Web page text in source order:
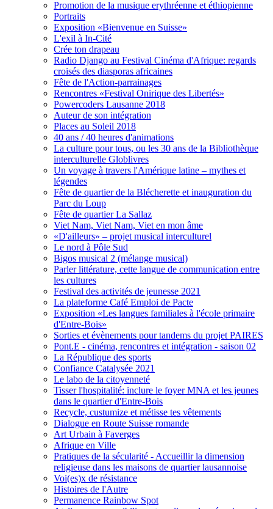
Promotion de la musique erythréenne et éthiopienne
Portraits
Exposition «Bienvenue en Suisse»
L'exil à In-Cité
Crée ton drapeau
Radio Django au Festival Cinéma d'Afrique: regards
croisés des diasporas africaines
Fête de l'Action-parrainages
Rencontres «Festival Onirique des Libertés»
Powercoders Lausanne 2018
Auteur de son intégration
Places au Soleil 2018
40 ans / 40 heures d'animations
La culture pour tous, ou les 30 ans de la Bibliothèque
interculturelle Globlivres
Un voyage à travers l'Amérique latine – mythes et
légendes
Fête de quartier de la Blécherette et inauguration du
Parc du Loup
Fête de quartier La Sallaz
Viet Nam, Viet Nam, Viet en mon âme
«D'ailleurs» – projet musical interculturel
Le nord à Pôle Sud
Bigos musical 2 (mélange musical)
Parler littérature, cette langue de communication entre
les cultures
Festival des activités de jeunesse 2021
La plateforme Café Emploi de Pacte
Exposition «Les langues familiales à l'école primaire
d'Entre-Bois»
Sorties et évènements pour tandems du projet PAIRES
Pont.E - cinéma, rencontres et intégration - saison 02
La République des sports
Confiance Catalysée 2021
Le labo de la citoyenneté
Tisser l'hospitalité: inclure le foyer MNA et les jeunes
dans le quartier d'Entre-Bois
Recycle, custumize et métisse tes vêtements
Dialogue en Route Suisse romande
Art Urbain à Faverges
Afrique en Ville
Pratiques de la sécularité - Accueillir la dimension
religieuse dans les maisons de quartier lausannoise
Voi(es)x de résistance
Histoires de l'Autre
Permanence Rainbow Spot